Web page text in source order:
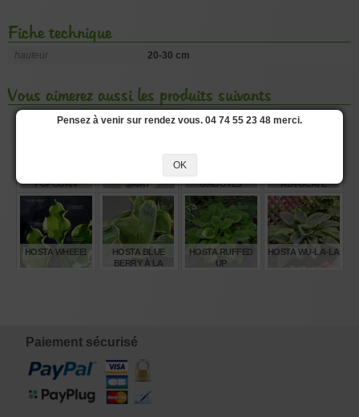
Fiche technique
hauteur 20-30 cm
Vous aimerez aussi les produits suivants
POPCORN
12,00€
SKIRT
12,00
GROOVES
12,00€
ADVOCATE
12,00€
HOSTA WHEEE!
HOSTA BLUE
BERRY À LA
HOSTA RUFFED
UP
HOSTA WU-LA-LA
Paiement sécurisé
Pensez à venir sur rendez vous. 04 74 55 23 48 merci.
OK